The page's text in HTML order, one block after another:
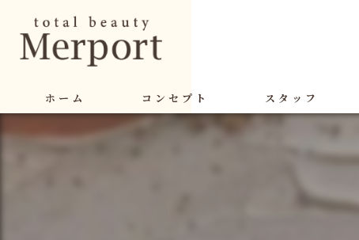
ホーム コンセプト スタッフ